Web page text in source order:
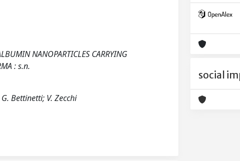
NANOPARTICLES CARRYING
: s.n.
Bettinetti; V. Zecchi
social